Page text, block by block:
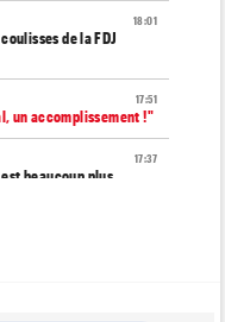
18:01
de la FDJ
17:51
un accomplissement !"
17:37
beaucoup plus
chute